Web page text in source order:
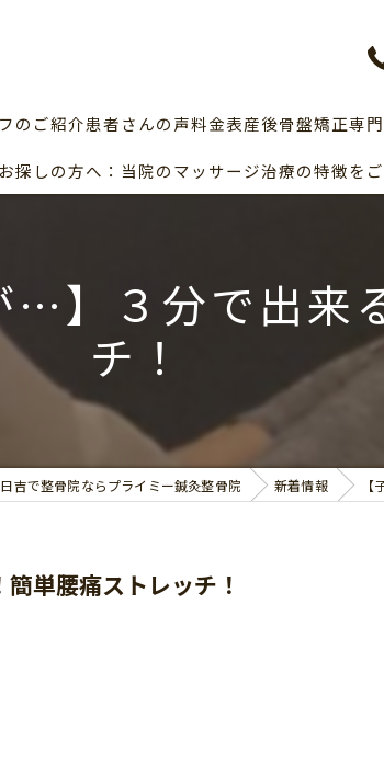
のご紹介患者さんの声料金表産後骨盤矯正専
産後の骨盤矯正
探しの方へ：当院のマッサージ治療の特徴をご
…】３分で出来
チ！
日吉で整骨院ならプライミー鍼灸整骨院 新着情報
単腰痛ストレッチ！